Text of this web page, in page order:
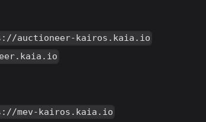
auctioneer-kairos.kaia.io
mev-kairos.kaia.io